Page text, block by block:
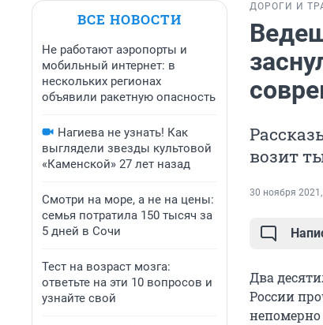
ВСЕ НОВОСТИ
Не работают аэропорты и
мобильный интернет: в
нескольких регионах
объявили ракетную опасность
Нагиева не узнать! Как
выглядели звезды культовой
«Каменской» 27 лет назад
Смотри на море, а не на цены:
семья потратила 150 тысяч за
5 дней в Сочи
Тест на возраст мозга:
ответьте на эти 10 вопросов и
узнайте свой
ДОРОГИ И
возит
30 ноября
Два
России
непомерно